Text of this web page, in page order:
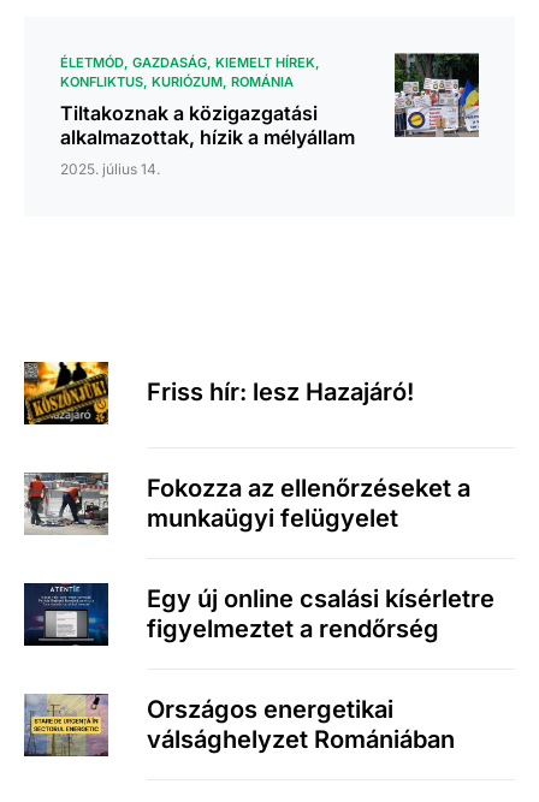
ÉLETMÓD GAZDASÁG KIEMELT HÍREK
KONFLIKTUS KURIÓZUM ROMÁNIA
Tiltakoznak a közigazgatási
alkalmazottak, hízik a mélyállam
2025. július 14.
Friss hír: lesz Hazajáró!
Fokozza az ellenőrzéseket a
munkaügyi felügyelet
Egy új online csalási kísérletre
figyelmeztet a rendőrség
Országos energetikai
válsághelyzet Romániában